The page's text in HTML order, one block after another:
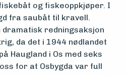
og fiskeoppkjøper. I
fra saubåt til kravell.
dramatisk redningsaksjon
da det i 1944 nødlandet
Haugland i Os med seks
for at Osbygda var full